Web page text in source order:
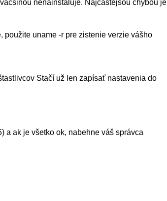
nenainštaluje. Najčastejšou chybou je
uname -r pre zistenie verzie vášho
Stačí už len zapísať nastavenia do
a ak je všetko ok, nabehne váš správca